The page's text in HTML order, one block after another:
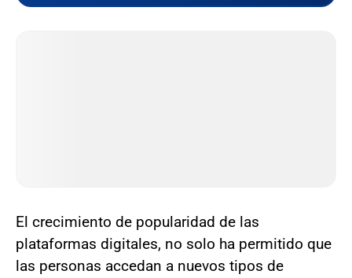
El crecimiento de popularidad de las
plataformas digitales, no solo ha permitido que
las personas accedan a nuevos tipos de